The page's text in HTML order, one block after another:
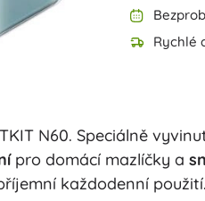
Rychlé
N60. Speciálně
pro domácí mazlíčky a
každodenní